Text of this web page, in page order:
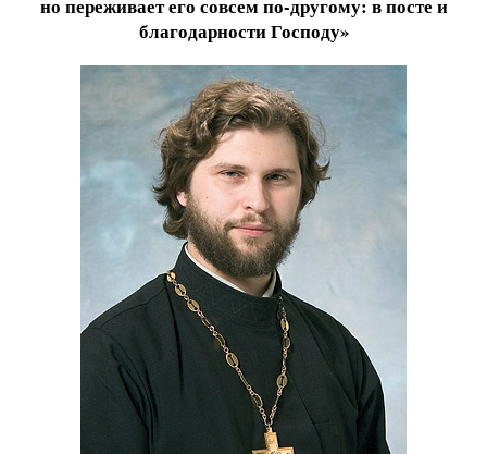
но переживает его совсем по-другому: в посте и
благодарности Господу»